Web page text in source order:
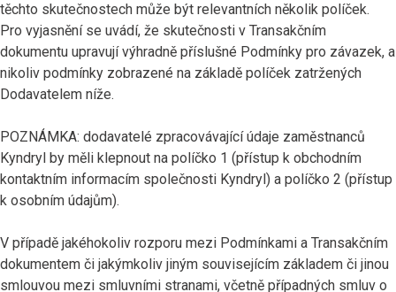
těchto skutečnostech může být relevantních několik políček.
Pro vyjasnění se uvádí, že skutečnosti v Transakčním
dokumentu upravují výhradně příslušné Podmínky pro závazek, a
nikoliv podmínky zobrazené na základě políček zatržených
Dodavatelem níže.
POZNÁMKA: dodavatelé zpracovávající údaje zaměstnanců
Kyndryl by měli klepnout na políčko 1 (přístup k obchodním
kontaktním informacím společnosti Kyndryl) a políčko 2 (přístup
k osobním údajům).
V případě jakéhokoliv rozporu mezi Podmínkami a Transakčním
dokumentem či jakýmkoliv jiným souvisejícím základem či jinou
smlouvou mezi smluvními stranami, včetně případných smluv o